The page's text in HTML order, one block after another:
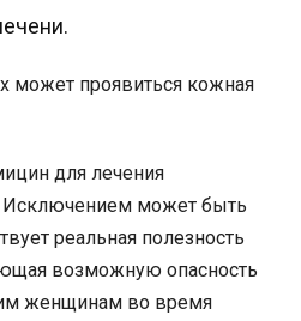
может проявиться кожная
для лечения
может быть
реальная полезность
возможную опасность
женщинам во время